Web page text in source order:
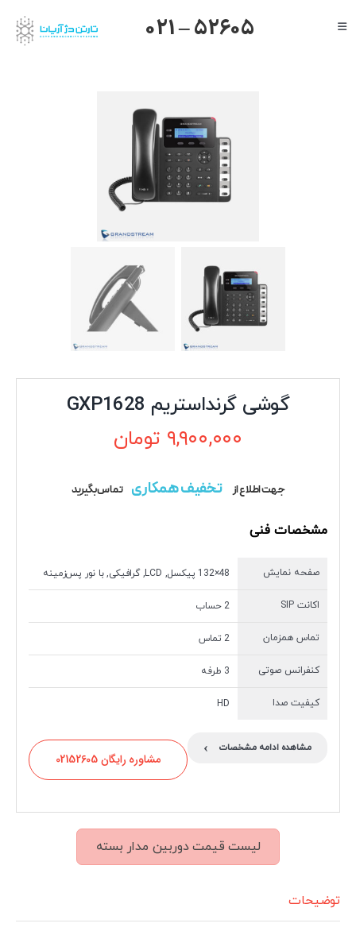
to
Toggle
021 – 52605
گوشی گرنداستریم GXP1628
۹,۹۰۰,۰۰۰ تومان
جهت اطلاع از تخفیف همکاری تماس بگیرید
مشخصات فنی
صفحه نمایش 48×132 پیکسل, LCD, گرافیکی, با نور پس‌زمینه
اکانت SIP 2 حساب
تماس همزمان 2 تماس
کنفرانس صوتی 3 طرفه
کیفیت صدا HD
مشاهده ادامه مشخصات ›
مشاوره رایگان 02152605
لیست قیمت دوربین مدار بسته
توضیحات